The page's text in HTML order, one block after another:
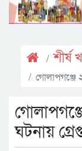
শীর্ষ
গোলাপগঞ্জে
ঘটনায়